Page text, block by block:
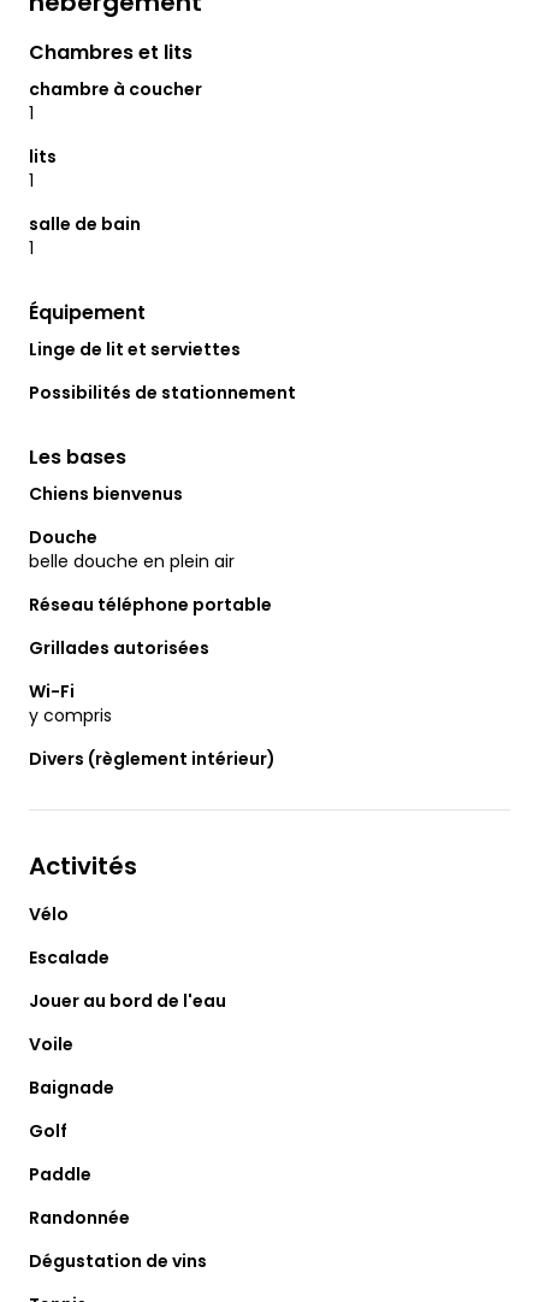
Chambres et lits
chambre à coucher
1
lits
1
salle de bain
1
Équipement
Linge de lit et serviettes
Possibilités de stationnement
Les bases
Chiens bienvenus
Douche
belle douche en plein air
Réseau téléphone portable
Grillades autorisées
Wi-Fi
y compris
Divers (règlement intérieur)
Activités
Vélo
Escalade
Jouer au bord de l'eau
Voile
Baignade
Golf
Paddle
Randonnée
Dégustation de vins